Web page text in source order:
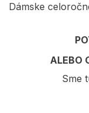
Dámske
ALEBO
Sme